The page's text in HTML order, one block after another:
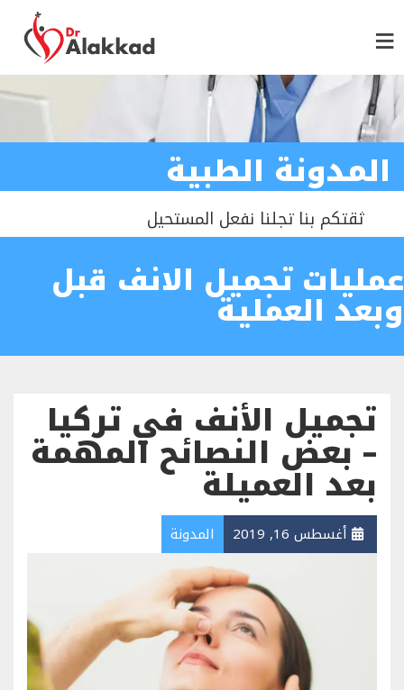
المدونة الطبية
ثقتكم بنا تجلنا نفعل المستحيل
عمليات تجميل الانف قبل
وبعد العملية
تجميل الأنف في تركيا
– بعض النصائح المهمة
بعد العميلة
أغسطس 16, 2019 المدونة